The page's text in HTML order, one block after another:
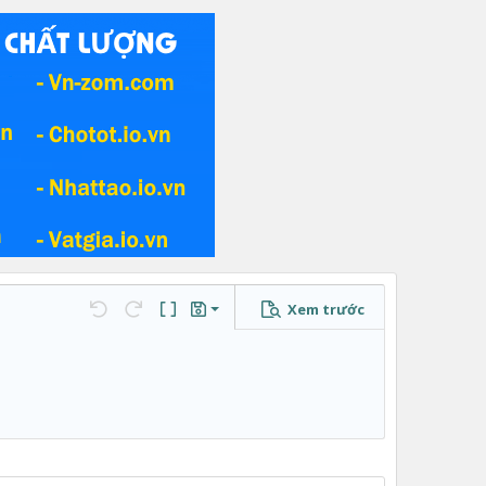
Undo Redo Toggle BB code
Bản thảo
Lưu nháp
Xem trước